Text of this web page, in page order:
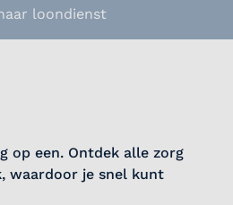
loondienst
op een. Ontdek alle zorg
waardoor je snel kunt